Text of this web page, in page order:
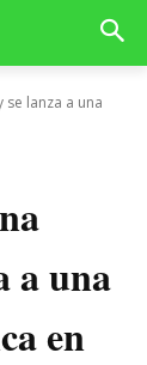
lanza a una
a una
en